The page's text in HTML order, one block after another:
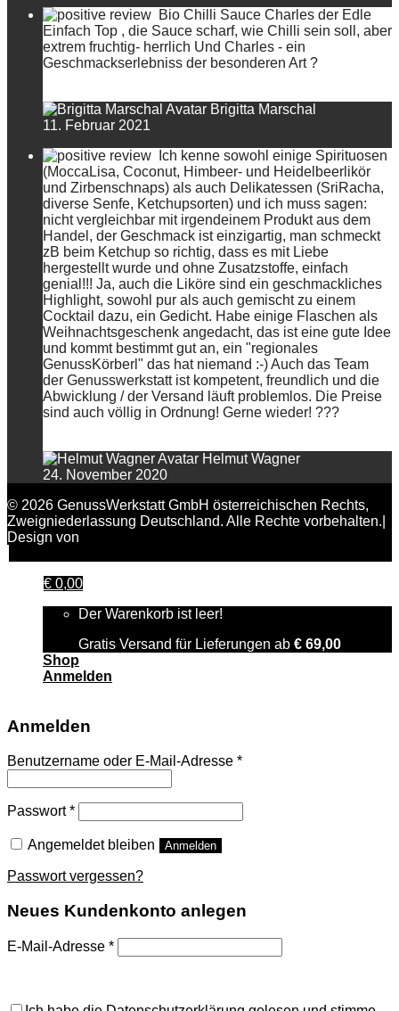
Bio Chilli Sauce Charles der Edle
Einfach Top , die Sauce scharf, wie Chilli sein soll, aber
extrem fruchtig- herrlich Und Charles - ein
Geschmackserlebniss der besonderen Art ?
Brigitta Marschal
11. Februar 2021
Ich kenne sowohl einige Spirituosen
(MoccaLisa, Coconut, Himbeer- und Heidelbeerlikör
und Zirbenschnaps) als auch Delikatessen (SriRacha,
diverse Senfe, Ketchupsorten) und ich muss sagen:
nicht vergleichbar mit irgendeinem Produkt aus dem
Handel, der Geschmack ist einzigartig, man schmeckt
zB beim Ketchup so richtig, dass es mit Liebe
hergestellt wurde und ohne Zusatzstoffe, einfach
genial!!! Ja, auch die Liköre sind ein geschmackliches
Highlight, sowohl pur als auch gemischt zu einem
Cocktail dazu, ein Gedicht. Habe einige Flaschen als
Weihnachtsgeschenk angedacht, das ist eine gute Idee
und kommt bestimmt gut an, ein "regionales
GenussKörberl" das hat niemand :-) Auch das Team
der Genusswerkstatt ist kompetent, freundlich und die
Abwicklung / der Versand läuft problemlos. Die Preise
sind auch völlig in Ordnung! Gerne wieder! ???
Helmut Wagner
24. November 2020
© 2026 GenussWerkstatt GmbH österreichischen Rechts,
Zweigniederlassung Deutschland. Alle Rechte vorbehalten.|
Design von
€ 0,00
Der Warenkorb ist leer!
Gratis Versand für Lieferungen ab € 69,00
Shop
Anmelden
Anmelden
Benutzername oder E-Mail-Adresse *
Passwort*
Angemeldet bleiben Anmelden
Passwort vergessen?
Neues Kundenkonto anlegen
E-Mail-Adresse *